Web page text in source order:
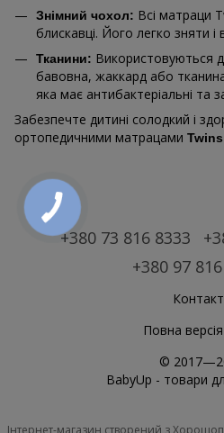
Знімний чохол: Всі матраци
блискавці. Його легко зняти
Тканини: Використовуються
бавовна, жаккард або
яка має антибактеріальні та
Забезпечте дитині солодкий і
ортопедичними матрацами Twins
+380 73 816 8333
+380 97
Повна
©
BabyUp - товари